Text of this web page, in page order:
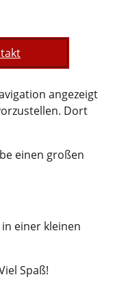
angezeigt
Dort
einen großen
einer kleinen
Spaß!